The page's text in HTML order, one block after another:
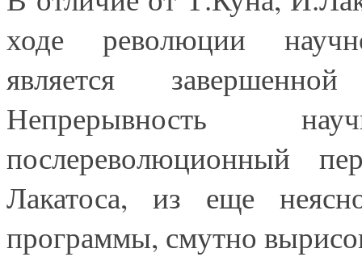
ходе революции
является
Непрерывность
послереволюционный
Лакатоса, из еще
программы, смутно